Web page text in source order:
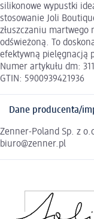
silikonowe wypustki
stosowanie Joli
złuszczaniu martwego
odświeżoną. To
efektywną pielęgnacją
Numer artykułu dm:
GTIN: 5900939421936
Dane producenta/
Zenner-Poland Sp. z
biuro@zenner.pl